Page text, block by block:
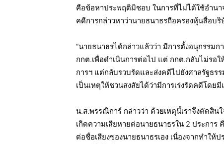
คือข้อหาประพฤติมิชอบ ในการที่ไม่ได้ใช้อำน
คดีการกล่าวหาว่านายธนาธรถือครองหุ้นสื่อบ
“นายธนาธรได้กล่าวแล้วว่า มีการตั้งอนุกรรม
กกต.เพื่อดำเนินการต่อไป แต่ กกต.กลับไม่รอ
การฯ แต่กลับรวบรัดและส่งคดีไปยังศาลรัฐธ
เป็นเหตุให้ชวนสงสัยได้ว่ามีการเร่งรัดคดีโดยมี
น.ส.พรรณิการ์ กล่าวว่า ด้วยเหตุนี้เราจึงตัดสิ
เกิดความเสียหายต่อนายธนาธรใน 2 ประการ
ต่อชื่อเสียงของนายธนาธรเอง เนื่องจากทำให้